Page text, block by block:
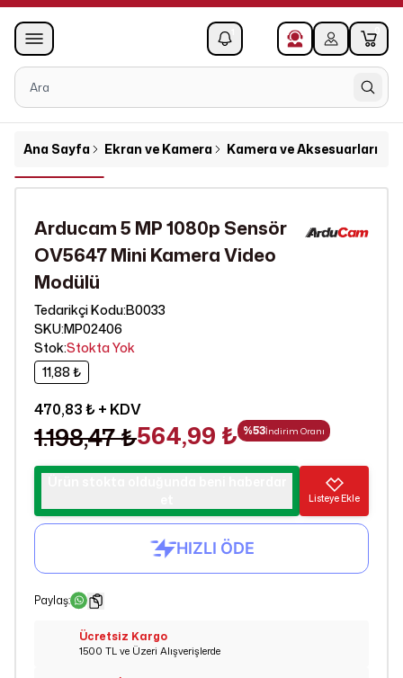
0
Ana Sayfa Ekran ve Kamera Kamera ve Aksesuarları
Arducam 5 MP 1080p Sensör
OV5647 Mini Kamera Video
Modülü
Tedarikçi Kodu:B0033
SKU:MP02406
Stok:Stokta Yok
11,88 ₺
470,83 ₺+ KDV
1.198,47 ₺564,99 ₺ %53İndirim Oranı
Listeye Ekle
Paylaş:
Ücretsiz Kargo
1500 TL ve Üzeri Alışverişlerde